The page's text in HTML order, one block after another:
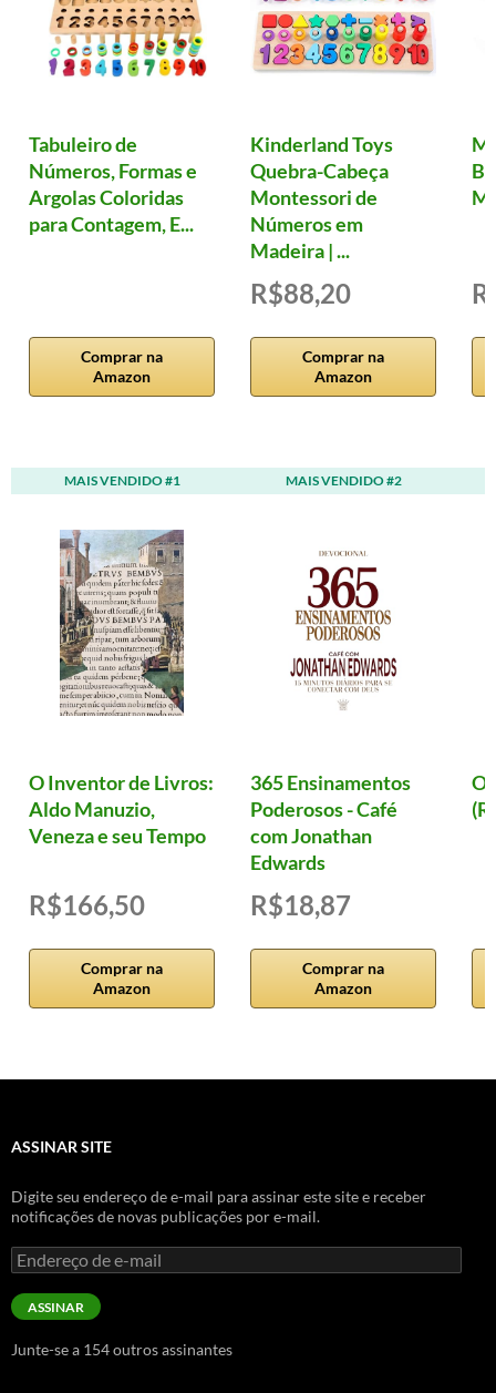
Tabuleiro de
Números, Formas e
Argolas Coloridas
para Contagem, E...
Comprar na
Amazon
Kinderland Toys
Quebra-Cabeça
Montessori de
Números em
Madeira | ...
R$88,20
Comprar na
Amazon
MAIS VENDIDO #1
O Inventor de Livros:
Aldo Manuzio,
Veneza e seu Tempo
R$166,50
Comprar na
Amazon
MAIS VENDIDO #2
365 Ensinamentos
Poderosos - Café
com Jonathan
Edwards
R$18,87
Comprar na
Amazon
ASSINAR SITE
Digite seu endereço de e-mail para assinar este site e receber
notificações de novas publicações por e-mail.
Endereço
de
e-
mailASSINAR
Junte-se a 154 outros assinantes